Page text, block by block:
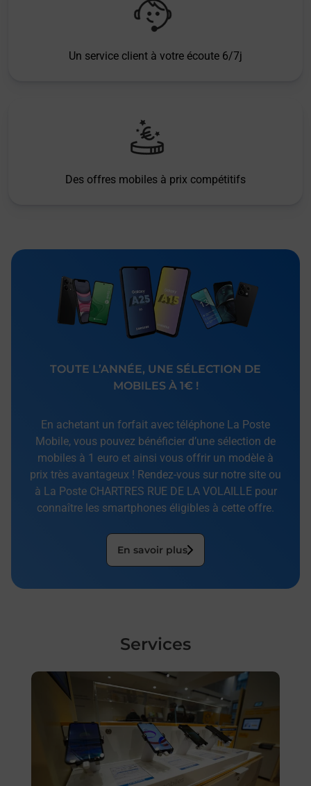
Un service client à votre écoute 6/7j
Des offres mobiles à prix compétitifs
TOUTE L’ANNÉE, UNE SÉLECTION DE
MOBILES À 1€ !
En achetant un forfait avec téléphone La Poste
Mobile, vous pouvez bénéficier d’une sélection de
mobiles à 1 euro et ainsi vous offrir un modèle à
prix très avantageux ! Rendez-vous sur notre site ou
à La Poste CHARTRES RUE DE LA VOLAILLE pour
connaître les smartphones éligibles à cette offre.
En savoir plus
Services
En savoir plus